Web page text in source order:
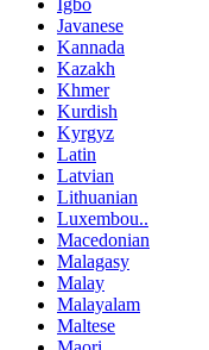
Javanese
Kannada
Kazakh
Khmer
Kurdish
Kyrgyz
Latin
Latvian
Lithuanian
Luxembou..
Macedonian
Malagasy
Malay
Malayalam
Maltese